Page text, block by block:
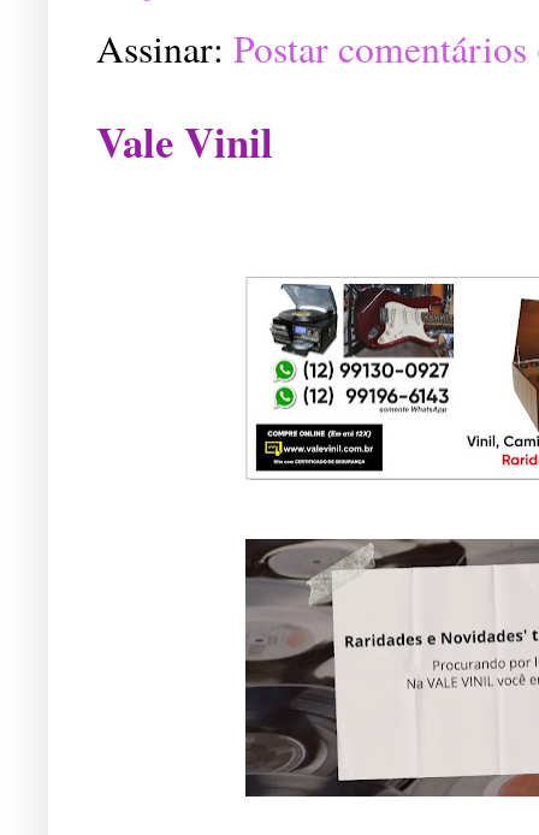
Assinar: Postar
Vale Vinil